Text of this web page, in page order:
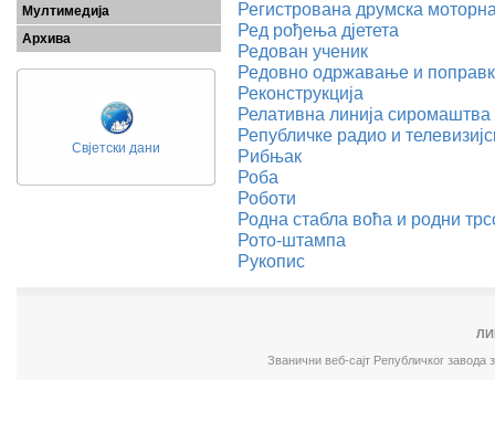
Мултимедија
Архива
Свјетски дани
Регистрована друмска
Ред рођења дјетета
Редован ученик
Редовно одржавање и
Реконструкција
Релативна линија сиромаштва
Републичке радио и
Рибњак
Роба
Роботи
Родна стабла воћа и родни
Рото-штампа
Рукопис
Званични веб-сајт Републичког